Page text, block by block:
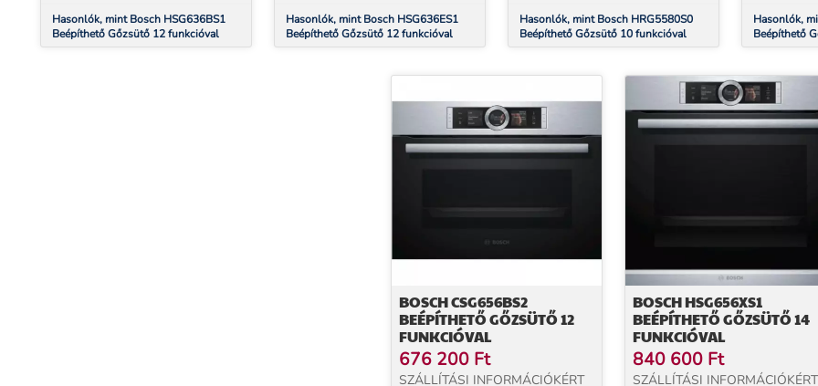
Hasonlók, mint Bosch HSG636BS1
Beépíthető Gőzsütő 12 funkcióval
Hasonlók, mint Bosch HSG636ES1
Beépíthető Gőzsütő 12 funkcióval
Hasonlók, mint Bosch HRG5580S0
Beépíthető Gőzsütő 10 funkcióval
Hasonlók,
Beépíthető
BOSCH CSG656BS2
BEÉPÍTHETŐ GŐZSÜTŐ 12
FUNKCIÓVAL
676 200 Ft
SZÁLLÍTÁSI INFORMÁCIÓKÉRT
BOSCH HSG656XS1
BEÉPÍTHETŐ GŐZSÜTŐ 14
FUNKCIÓVAL
840 600 Ft
SZÁLLÍTÁSI INFORMÁCIÓKÉRT